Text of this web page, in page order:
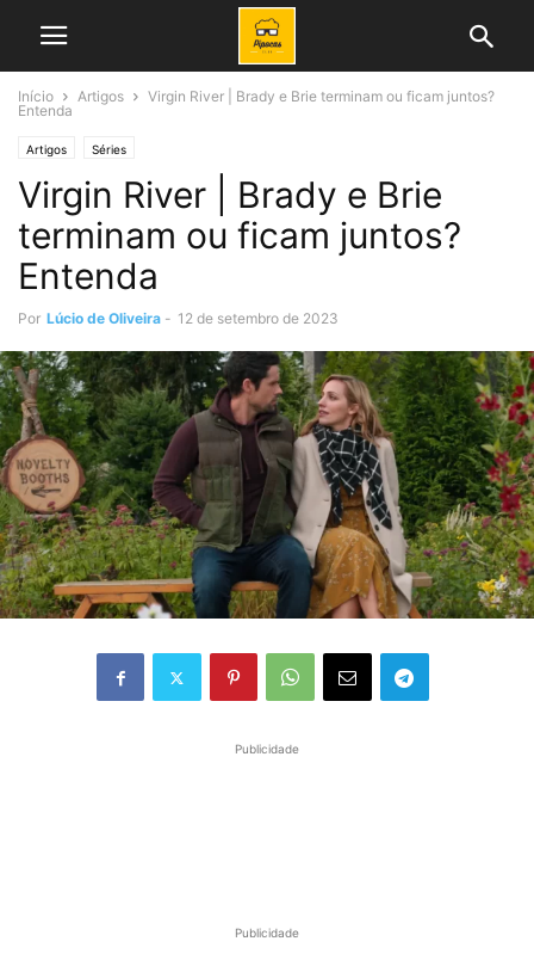
Início Artigos
Virgin River | Brady e Brie terminam ou ficam juntos?
Entenda
Artigos Séries
Virgin River | Brady e Brie
terminam ou ficam juntos?
Entenda
Por Lúcio de Oliveira - 12 de setembro de 2023
Publicidade
Publicidade